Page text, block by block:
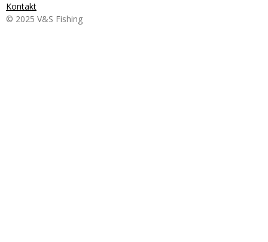
Kontakt
© 2025 V&S Fishing